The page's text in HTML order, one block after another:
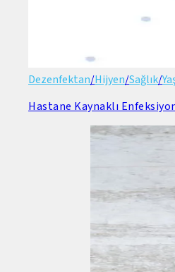
Dezenfektan/Hijyen/Sağlık/
Hastane Kaynaklı